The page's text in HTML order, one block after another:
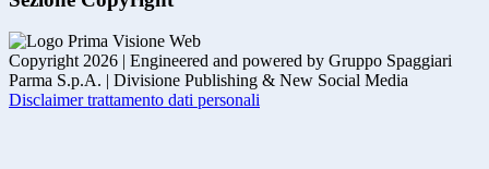
Copyright 2026 | Engineered and powered by Gruppo Spaggiari
Parma S.p.A. | Divisione Publishing & New Social Media
Disclaimer trattamento dati personali